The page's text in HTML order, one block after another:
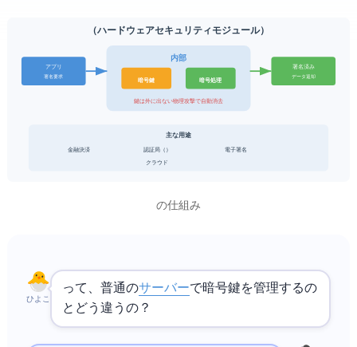
HSM（ハードウェアセキュリティモジュール）
HSM 内部
暗号鍵 暗号処理
鍵は外に出ない / 物理攻撃で自動消去
アプリ
署名要求
署名済み
データ返却
主な用途
金融決済 認証局（CA）
電子署名
クラウドHSM: AWS CloudHSM / Azure Dedicated HSM
HSMの仕組み
ひよこ
HSMって、普通のサーバーで暗号鍵を管理するの
とどう違うの？